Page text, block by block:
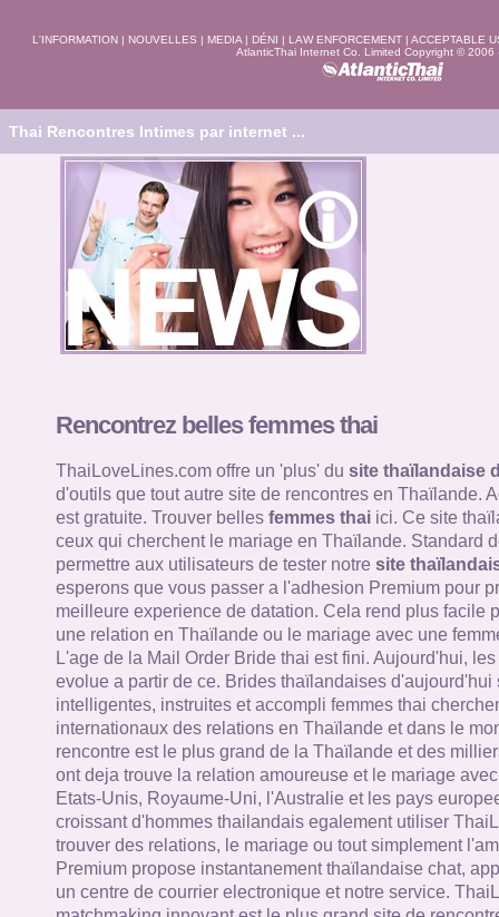
L'INFORMATION | NOUVELLES | MEDIA | DÉNI | LAW ENFORCEMENT | ACCEPTABLE
AtlanticThai Internet Co. Limited Copyright © 2006
Thai Rencontres Intimes par internet ...
Rencontrez belles femmes thai
ThaiLoveLines.com offre un 'plus' du site thaïlandaise
d'outils que tout autre site de rencontres en Thaïlande.
est gratuite. Trouver bellesfemmes thaiici. Ce site
ceux qui cherchent le mariage en Thaïlande. Standard
permettre aux utilisateurs de tester notre site
esperons que vous passer a l'adhesion Premium pour
meilleure experience de datation. Cela rend plus facile
une relation en Thaïlande ou le mariage avec une
L'age de la Mail Order Bride thai est fini. Aujourd'hui,
evolue a partir de ce. Brides thaïlandaises d'aujourd'hui
intelligentes, instruites et accompli femmes thai
internationaux des relations en Thaïlande et dans le
rencontre est le plus grand de la Thaïlande et des
ont deja trouve la relation amoureuse et le mariage
Etats-Unis, Royaume-Uni, l'Australie et les pays
croissant d'hommes thailandais egalement utiliser
trouver des relations, le mariage ou tout simplement
Premium propose instantanement thaïlandaise chat,
un centre de courrier electronique et notre service.